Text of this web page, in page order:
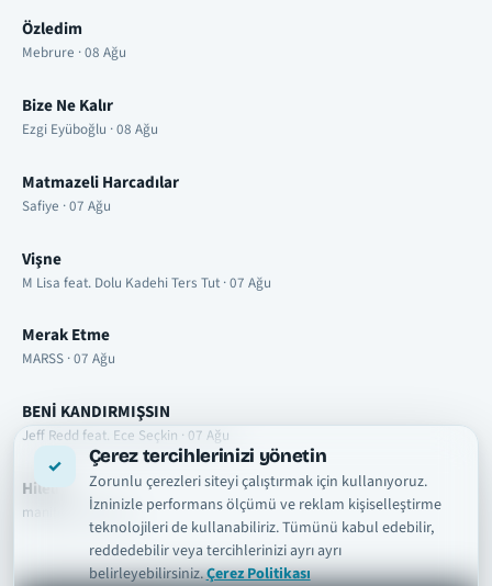
Çerez tercihlerinizi yönetin
Zorunlu çerezleri siteyi çalıştırmak için kullanıyoruz.
İzninizle performans ölçümü ve reklam kişiselleştirme
teknolojileri de kullanabiliriz. Tümünü kabul edebilir,
reddedebilir veya tercihlerinizi ayrı ayrı
belirleyebilirsiniz.Çerez Politikası
Özledim
Mebrure · 08 Ağu
Bize Ne Kalır
Ezgi Eyüboğlu · 08 Ağu
Matmazeli Harcadılar
Safiye · 07 Ağu
Vişne
M Lisa feat. Dolu Kadehi Ters Tut · 07 Ağu
Merak Etme
MARSS · 07 Ağu
BENİ KANDIRMIŞSIN
Jeff Redd feat. Ece Seçkin · 07 Ağu
Hileli
manifest · 07 Ağu